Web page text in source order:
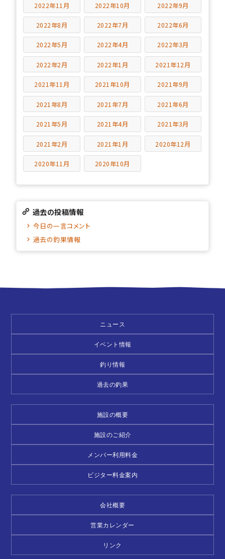
2022年11月 2022年10月 2022年9月
2022年8月 2022年7月 2022年6月
2022年5月 2022年4月 2022年3月
2022年2月 2022年1月 2021年12月
2021年11月 2021年10月 2021年9月
2021年8月 2021年7月 2021年6月
2021年5月 2021年4月 2021年3月
2021年2月 2021年1月 2020年12月
2020年11月 2020年10月
過去の投稿情報
今日の一言コメント
過去の釣果情報
ニュース
イベント情報
釣り情報
過去の釣果
施設の概要
施設のご紹介
メンバー利用料金
ビジター料金案内
会社概要
営業カレンダー
リンク